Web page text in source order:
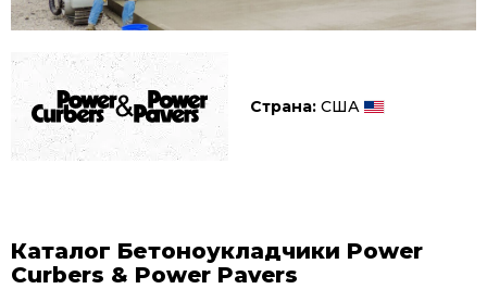
Страна: США
Каталог Бетоноукладчики Power
Curbers & Power Pavers
Разбрызгиватели жидких
реагентов
Снегоочистители навесные
Ковши дробильные
Фрезы навесные